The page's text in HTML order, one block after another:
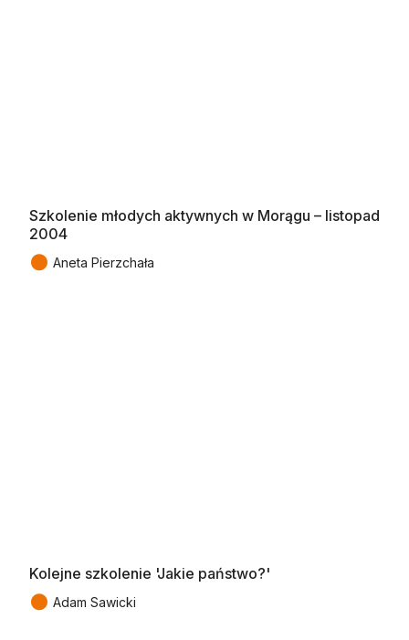
Szkolenie młodych aktywnych w Morągu – listopad
2004
● Aneta Pierzchała
Kolejne szkolenie 'Jakie państwo?'
● Adam Sawicki